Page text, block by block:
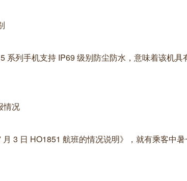
系列手机支持 IP69 级别防尘防水，意味着该机具
情况
3 日 HO1851 航班的情况说明》，就有乘客中